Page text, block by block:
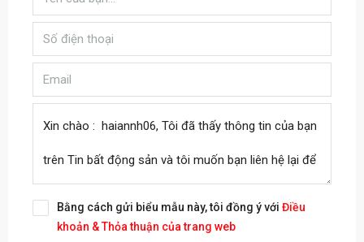
Bằng cách gửi biểu mẫu này, tôi đồng ý với Điều
khoản & Thỏa thuận của trang web